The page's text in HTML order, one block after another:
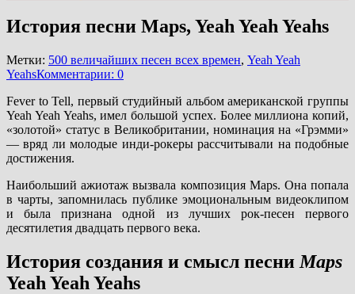
История песни Maps, Yeah Yeah Yeahs
Метки: 500 величайших песен всех времен, Yeah Yeah
YeahsКомментарии: 0
Fever to Tell, первый студийный альбом американской группы
Yeah Yeah Yeahs, имел большой успех. Более миллиона копий,
«золотой» статус в Великобритании, номинация на «Грэмми»
— вряд ли молодые инди-рокеры рассчитывали на подобные
достижения.
Наибольший ажиотаж вызвала композиция Maps. Она попала
в чарты, запомнилась публике эмоциональным видеоклипом
и была признана одной из лучших рок-песен первого
десятилетия двадцать первого века.
История создания и смысл песни Maps
Yeah Yeah Yeahs